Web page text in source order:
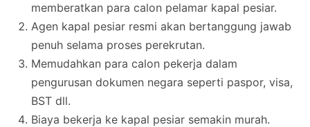
memberatkan para calon pelamar kapal pesiar.
Agen kapal pesiar resmi akan bertanggung jawab
penuh selama proses perekrutan.
Memudahkan para calon pekerja dalam
pengurusan dokumen negara seperti paspor, visa,
BST dll.
Biaya bekerja ke kapal pesiar semakin murah.